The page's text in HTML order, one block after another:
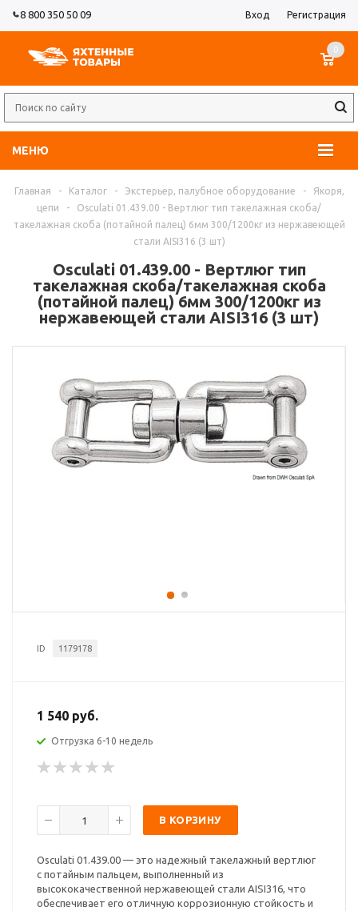
8 800 350 50 09 Вход Регистрация
МЕНЮ
0
Главная - Каталог - Экстерьер, палубное оборудование -
Якоря,
цепи
-
Osculati 01.439.00 - Вертлюг тип такелажная скоба/
такелажная скоба (потайной палец) 6мм 300/1200кг из нержавеющей
стали AISI316 (3 шт)
Osculati 01.439.00 - Вертлюг тип
такелажная скоба/такелажная скоба
(потайной палец) 6мм 300/1200кг из
нержавеющей стали AISI316 (3 шт)
ID 1179178
1 540 руб.
Отгрузка 6-10 недель
В КОРЗИНУ
Osculati 01.439.00 — это надежный такелажный вертлюг
с потайным пальцем, выполненный из
высококачественной нержавеющей стали AISI316, что
обеспечивает его отличную коррозионную стойкость и